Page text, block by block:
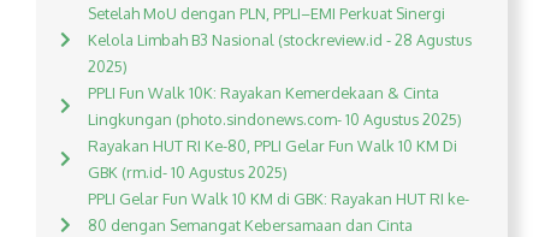
Setelah MoU dengan PLN, PPLI–EMI Perkuat Sinergi
Kelola Limbah B3 Nasional (stockreview.id - 28 Agustus
2025)
PPLI Fun Walk 10K: Rayakan Kemerdekaan & Cinta
Lingkungan (photo.sindonews.com- 10 Agustus 2025)
Rayakan HUT RI Ke-80, PPLI Gelar Fun Walk 10 KM Di
GBK (rm.id- 10 Agustus 2025)
PPLI Gelar Fun Walk 10 KM di GBK: Rayakan HUT RI ke-
80 dengan Semangat Kebersamaan dan Cinta